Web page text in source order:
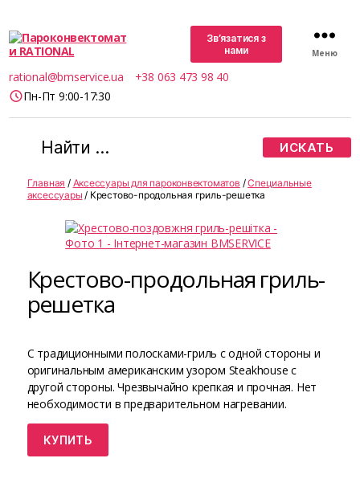
RATIONAL
Зв’язатися з
нами
rational@bmservice.ua
+38 063 473 98 40
Пн-Пт 9:00-17:30
Меню
Поиск:
Главная / Аксессуары для пароконвектоматов /Специальные
аксессуары / Крестово-продольная гриль-решетка
Крестово-продольная гриль-
решетка
С традиционными полосками-гриль с одной стороны и
оригинальным американским узором Steakhouse с
другой стороны. Чрезвычайно крепкая и прочная. Нет
необходимости в предварительном нагревании.
КУПИТЬ